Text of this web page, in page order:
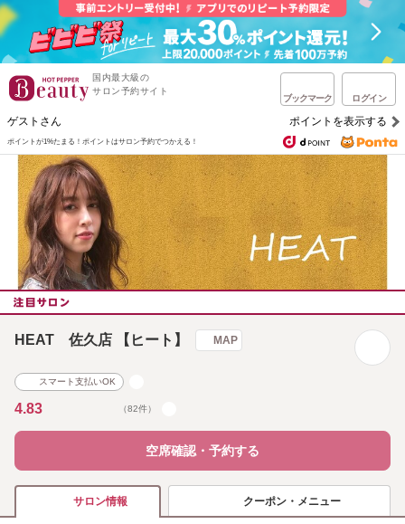
国内最大級の
サロン予約サイト
ブックマーク ログイン
ゲストさん ポイントを表示する
ポイントが1%たまる！ ポイントはサロン予約でつかえる！
HEAT 佐久店 【ヒート】 MAP
スマート支払いOK
4.83 （82件）
空席確認・予約する
サロン情報 クーポン・メニュー